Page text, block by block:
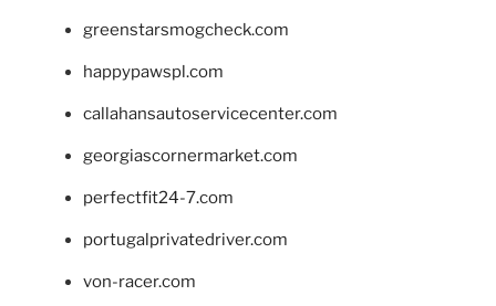
greenstarsmogcheck.com
happypawspl.com
callahansautoservicecenter.com
georgiascornermarket.com
perfectfit24-7.com
portugalprivatedriver.com
von-racer.com